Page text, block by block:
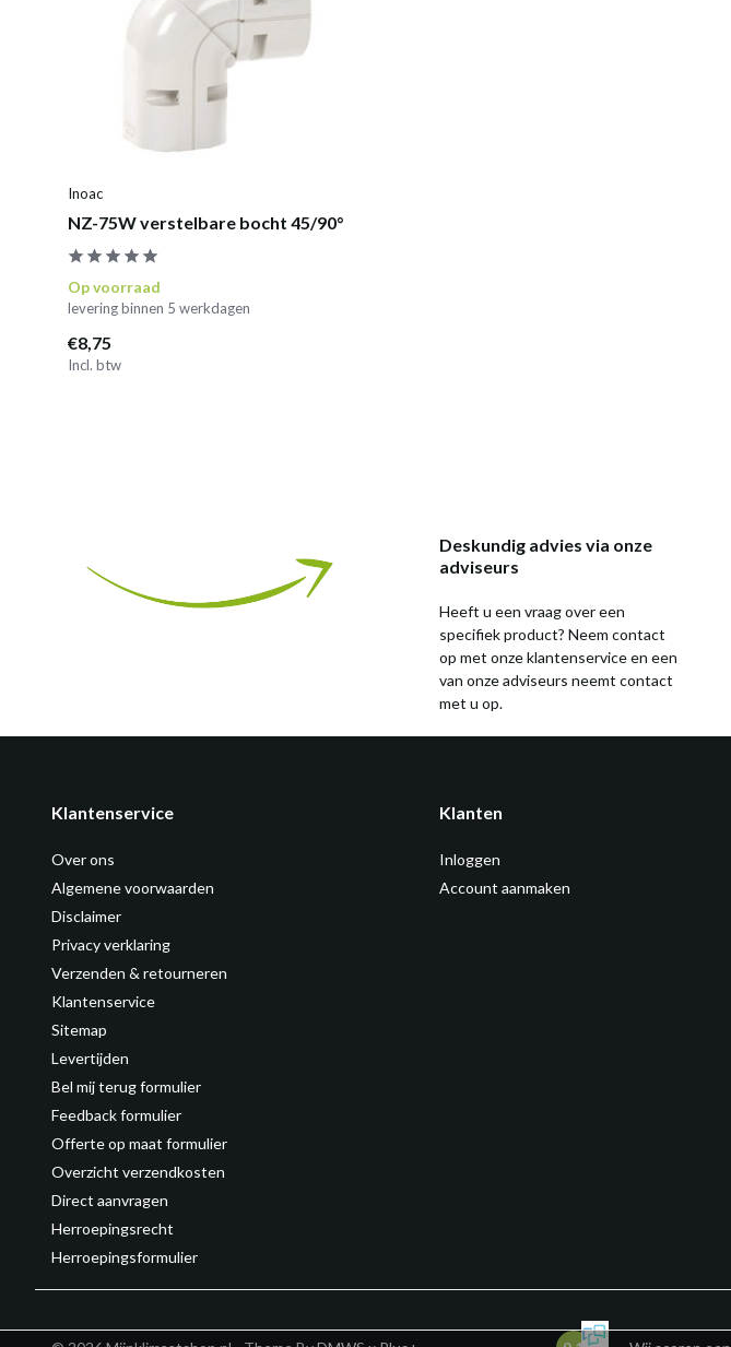
Inoac
NZ-75W verstelbare bocht 45/90°
Op voorraad
levering binnen 5 werkdagen
€8,75
Incl. btw
Deskundig advies via onze
adviseurs
Heeft u een vraag over een
specifiek product? Neem contact
op met onze klantenservice en een
van onze adviseurs neemt contact
met u op.
Klantenservice
Over ons
Algemene voorwaarden
Disclaimer
Privacy verklaring
Verzenden & retourneren
Klantenservice
Sitemap
Levertijden
Bel mij terug formulier
Feedback formulier
Offerte op maat formulier
Overzicht verzendkosten
Direct aanvragen
Herroepingsrecht
Herroepingsformulier
Klanten
Inloggen
Account aanmaken